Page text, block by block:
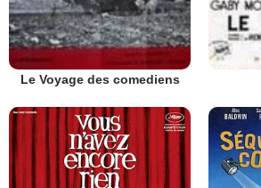
Le Voyage des comediens